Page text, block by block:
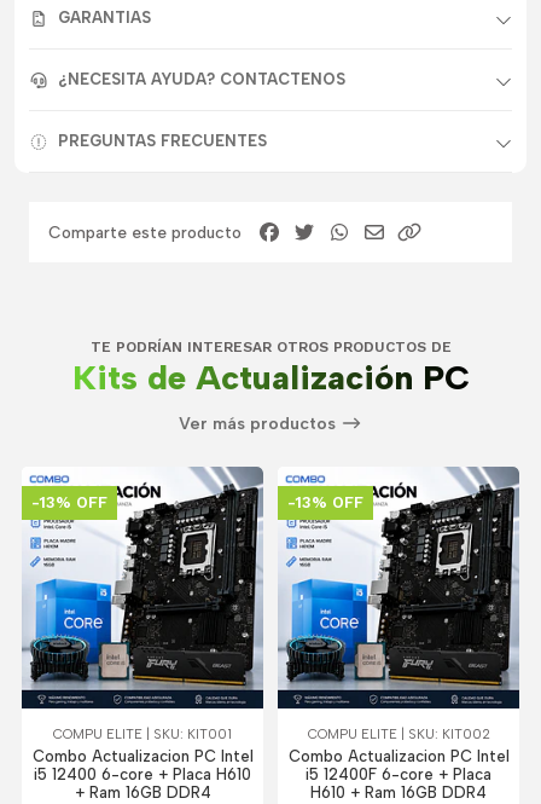
GARANTIAS
¿NECESITA AYUDA? CONTACTENOS
PREGUNTAS FRECUENTES
Comparte este producto
TE PODRÍAN INTERESAR OTROS PRODUCTOS DE
Kits de Actualización PC
Ver más productos
-13% OFF
COMPU ELITE | SKU: KIT001
Combo Actualizacion PC Intel
i5 12400 6-core + Placa H610
+ Ram 16GB DDR4
-13% OFF
COMPU ELITE | SKU: KIT002
Combo Actualizacion PC Intel
i5 12400F 6-core + Placa
H610 + Ram 16GB DDR4